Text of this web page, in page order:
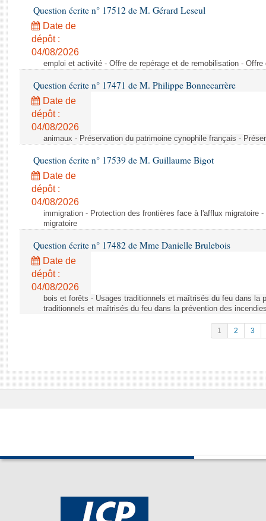
Question écrite n° 17512 de M. Gérard Leseul
Date de
dépôt :
04/08/2026
emploi et activité - Offre de repérage et de remobilisation -
Question écrite n° 17471 de M. Philippe Bonnecarrère
Date de
dépôt :
04/08/2026
animaux - Préservation du patrimoine cynophile français -
Question écrite n° 17539 de M. Guillaume Bigot
Date de
dépôt :
04/08/2026
immigration - Protection des frontières face à l'afflux migratoire
migratoire
Question écrite n° 17482 de Mme Danielle Brulebois
Date de
dépôt :
04/08/2026
bois et forêts - Usages traditionnels et maîtrisés du feu dans la
traditionnels et maîtrisés du feu dans la prévention des
1 2 3